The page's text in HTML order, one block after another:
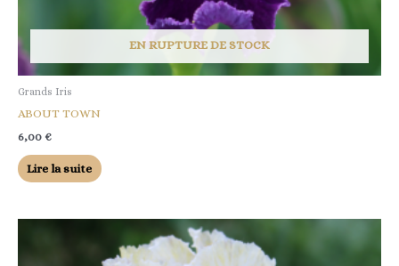
EN RUPTURE DE STOCK
Grands Iris
ABOUT TOWN
6,00 €
Lire la suite